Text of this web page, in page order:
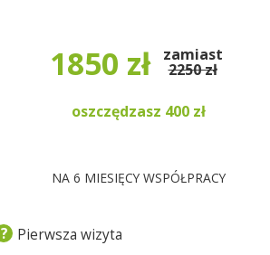
1850 zł zamiast
2250 zł
oszczędzasz 400 zł
NA 6 MIESIĘCY WSPÓŁPRACY
? Pierwsza wizyta